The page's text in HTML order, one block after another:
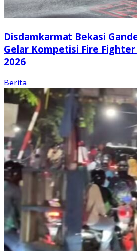
Disdamkarmat Bekasi
Gelar Kompetisi Fire
2026
Berita